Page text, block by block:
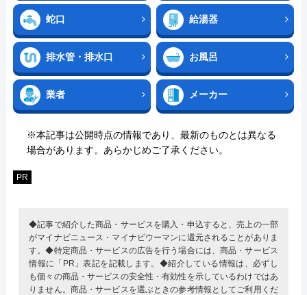
蛇口 給湯器
排水管・排水口 お風呂
業者 メーカー
※本記事は公開時点の情報であり、最新のものとは異なる
場合があります。あらかじめご了承ください。
PR
◆記事で紹介した商品・サービスを購入・申込すると、売上の一部
がマイナビニュース・マイナビウーマンに還元されることがありま
す。◆特定商品・サービスの広告を行う場合には、商品・サービス
情報に「PR」表記を記載します。◆紹介している情報は、必ずし
も個々の商品・サービスの安全性・有効性を示しているわけではあ
りません。商品・サービスを選ぶときの参考情報としてご利用くだ